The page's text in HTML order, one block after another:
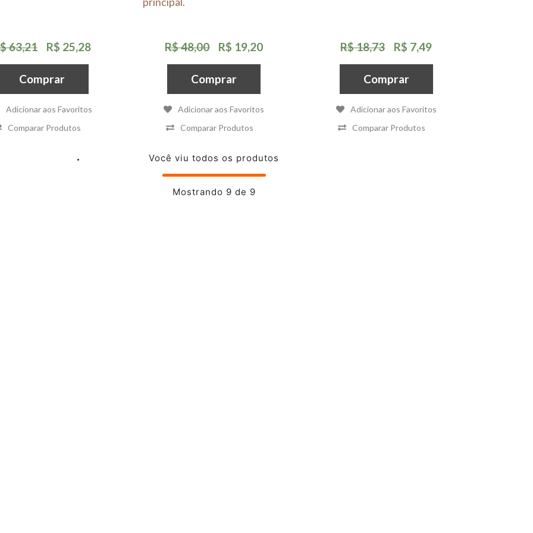
63,21 R$ 25,28
Comprar
Comparar Produtos
Adicionar aos Favoritos
R$ 48,00 R$ 19,20
Comprar
Comparar Produtos
Adicionar aos Favoritos
R$ 18,73 R$ 7,49
Comprar
Comparar Produtos
Adicionar aos Favoritos
Você viu todos os produtos
Mostrando 9 de 9